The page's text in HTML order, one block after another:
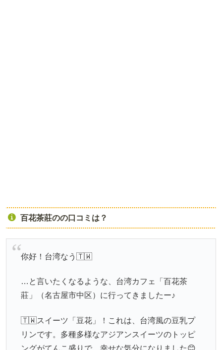
百花茶莊のの口コミは？
你好！台湾なう🇹🇼
…と言いたくなるような、台湾カフェ「百花茶
莊」（名古屋市中区）に行ってきましたー♪
🇹🇼スイーツ「豆花」！これは、台湾風の豆乳プ
リンです。多種多様なアジアンスイーツのトッピ
ングがてんこ盛りで、幸せな気分になりました😊